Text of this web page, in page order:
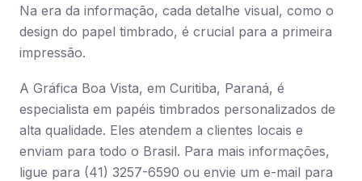
Na era da informação, cada detalhe visual, como o
design do papel timbrado, é crucial para a primeira
impressão.
A Gráfica Boa Vista, em Curitiba, Paraná, é
especialista em papéis timbrados personalizados de
alta qualidade. Eles atendem a clientes locais e
enviam para todo o Brasil. Para mais informações,
ligue para (41) 3257-6590 ou envie um e-mail para